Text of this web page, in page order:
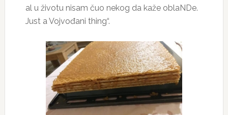
al u životu nisam čuo nekog da kaže oblaNDe.
Just a Vojvođani thing“.